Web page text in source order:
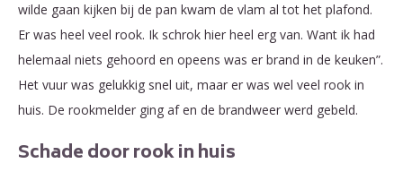
wilde gaan kijken bij de pan kwam de vlam al tot het plafond.
Er was heel veel rook. Ik schrok hier heel erg van. Want ik had
helemaal niets gehoord en opeens was er brand in de keuken”.
Het vuur was gelukkig snel uit, maar er was wel veel rook in
huis. De rookmelder ging af en de brandweer werd gebeld.
Schade door rook in huis